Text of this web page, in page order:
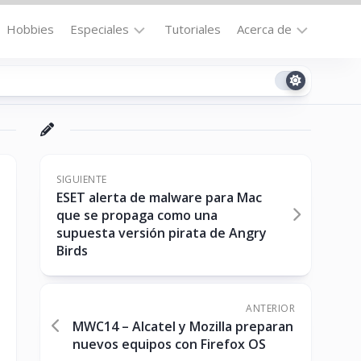
Hobbies Especiales
la
Destacados
Downloads
No-
cat
Tutoriales Acerca de
Contacto
Cookie
(US)
SIGUIENTE
ESET alerta de malware para Mac
que se propaga como una
supuesta versión pirata de Angry
Birds
ANTERIOR
MWC14 – Alcatel y Mozilla preparan
nuevos equipos con Firefox OS